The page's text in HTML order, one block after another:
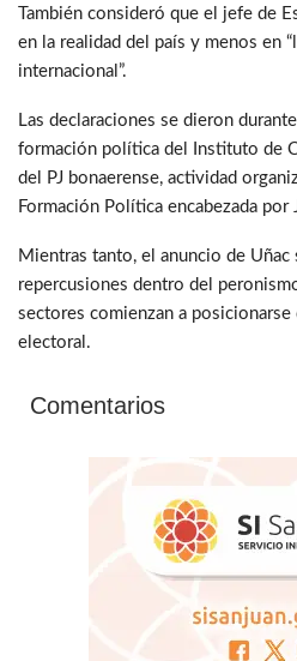
También consideró que el jefe de
en la realidad del país y menos en
internacional”.
Las declaraciones se dieron
formación política del Instituto de
del PJ bonaerense, actividad
Formación Política encabezada por
Mientras tanto, el anuncio de Uñac
repercusiones dentro del
sectores comienzan a
electoral.
Comentarios